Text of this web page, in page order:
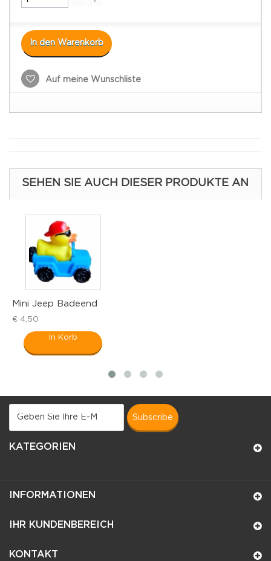
In den Warenkorb
Auf meine Wunschliste
SEHEN SIE AUCH DIESER PRODUKTE AN
Jeep Badeend
In Korb
subscribe
KATEGORIEN
INFORMATIONEN
IHR KUNDENBEREICH
KONTAKT